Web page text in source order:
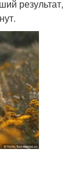
результат,